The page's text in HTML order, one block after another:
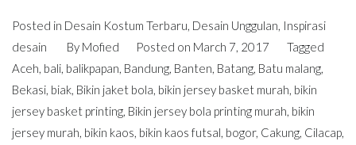
Posted in Desain Kostum Terbaru, Desain Unggulan, Inspirasi
desain
By Mofied Posted on March 7, 2017
Tagged
Aceh, bali, balikpapan, Bandung, Banten, Batang, Batu malang,
Bekasi, biak, Bikin jaket bola, bikin jersey basket murah, bikin
jersey basket printing, Bikin jersey bola printing murah, bikin
jersey murah, bikin kaos, bikin kaos futsal, bogor, Cakung, Cilacap,